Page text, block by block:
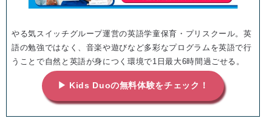
やる気スイッチグループ運営の英語学童保育・プリスクール。英
語の勉強ではなく、音楽や遊びなど多彩なプログラムを英語で行
うことで自然と英語が身につく環境で1日最大6時間過ごせる。
▶ Kids Duoの無料体験をチェック！